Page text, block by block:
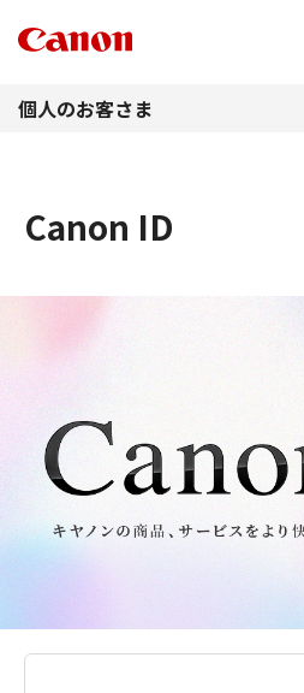
個人のお客さま
Canon ID